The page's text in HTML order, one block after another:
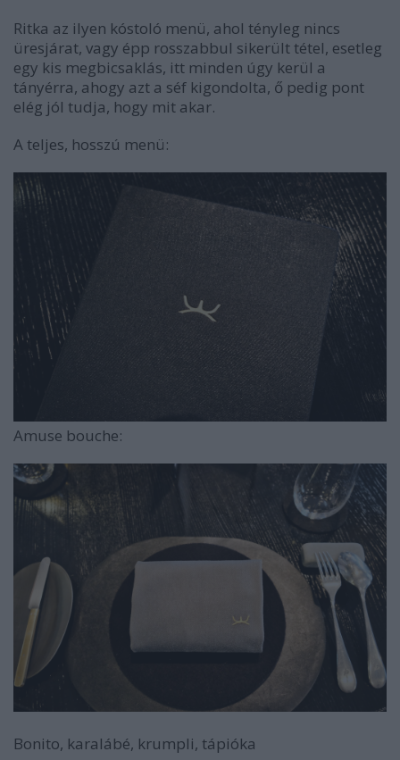
Ritka az ilyen kóstoló menü, ahol tényleg nincs
üresjárat, vagy épp rosszabbul sikerült tétel, esetleg
egy kis megbicsaklás, itt minden úgy kerül a
tányérra, ahogy azt a séf kigondolta, ő pedig pont
elég jól tudja, hogy mit akar.
A teljes, hosszú menü:
Amuse bouche:
Bonito, karalábé, krumpli, tápióka